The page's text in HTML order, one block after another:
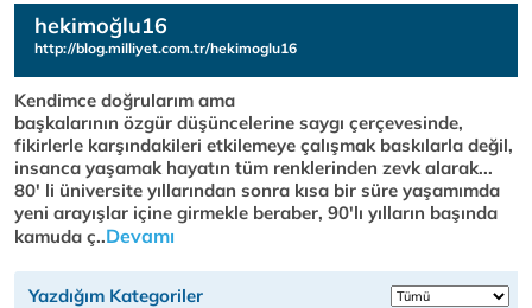
hekimoğlu16
http://blog.milliyet.com.tr/hekimoglu16
Kendimce doğrularım ama
başkalarının özgür düşüncelerine saygı çerçevesinde,
fikirlerle karşındakileri etkilemeye çalışmak baskılarla değil,
insanca yaşamak hayatın tüm renklerinden zevk alarak...
80' li üniversite yıllarından sonra kısa bir süre yaşamımda
yeni arayışlar içine girmekle beraber, 90'lı yılların başında
kamuda ç..Devamı
Yazdığım Kategoriler